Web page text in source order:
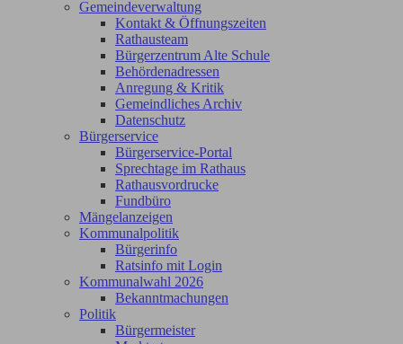
Gemeindeverwaltung
Kontakt & Öffnungszeiten
Rathausteam
Bürgerzentrum Alte Schule
Behördenadressen
Anregung & Kritik
Gemeindliches Archiv
Datenschutz
Bürgerservice
Bürgerservice-Portal
Sprechtage im Rathaus
Rathausvordrucke
Fundbüro
Mängelanzeigen
Kommunalpolitik
Bürgerinfo
Ratsinfo mit Login
Kommunalwahl 2026
Bekanntmachungen
Politik
Bürgermeister